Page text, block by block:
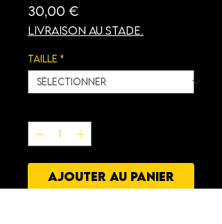
30,00 €Prix
Livraison au stade.
Taille *
AJOUTER AU PANIER